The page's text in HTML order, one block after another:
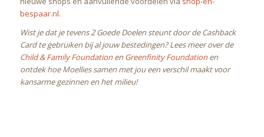
bespaar.nl.
Wist je dat je tevens 2 Goede Doelen steunt door de Cashback
Card te gebruiken bij al jouw bestedingen? Lees meer over de
Child & Family Foundationen Greenfinity Foundationen
ontdek hoe Moellies samen met jou een verschil maakt voor
kansarme gezinnen en het milieu!